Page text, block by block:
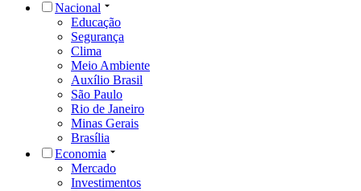
Nacional
Educação
Segurança
Clima
Meio Ambiente
Auxílio Brasil
São Paulo
Rio de Janeiro
Minas Gerais
Brasília
Economia
Mercado
Investimentos